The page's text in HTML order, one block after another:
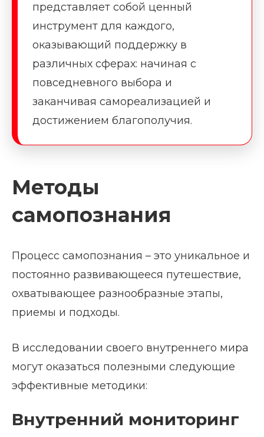
представляет собой ценный
инструмент для каждого,
оказывающий поддержку в
различных сферах: начиная с
повседневного выбора и
заканчивая самореализацией и
достижением благополучия.
Методы
самопознания
Процесс самопознания – это уникальное и
постоянно развивающееся путешествие,
охватывающее разнообразные этапы,
приемы и подходы.
В исследовании своего внутреннего мира
могут оказаться полезными следующие
эффективные методики:
Внутренний мониторинг